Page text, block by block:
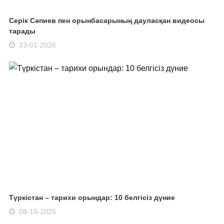
Серік Сәпиев пен орынбасарының дауласқан видеосы
тарады
23-01-2026
Түркістан – тарихи орындар: 10 белгісіз дүние
08-10-2025